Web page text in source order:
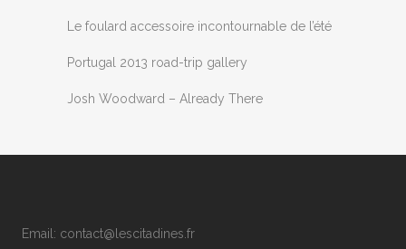
Le foulard accessoire incontournable de l’été
Portugal 2013 road-trip gallery
Josh Woodward – Already There
Email: contact@lescitadines.fr